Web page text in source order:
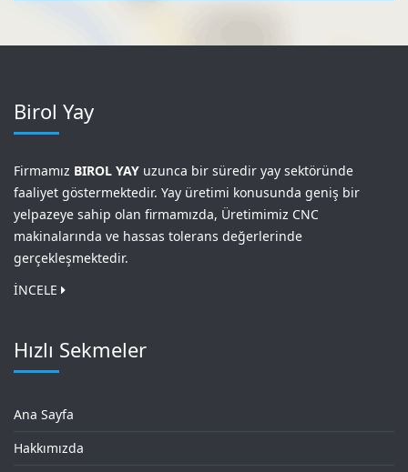
Birol Yay
Firmamız BIROL YAY uzunca bir süredir yay sektöründe
faaliyet göstermektedir. Yay üretimi konusunda geniş bir
yelpazeye sahip olan firmamızda, Üretimimiz CNC
makinalarında ve hassas tolerans değerlerinde
gerçekleşmektedir.
İNCELE
Hızlı Sekmeler
Ana Sayfa
Hakkımızda